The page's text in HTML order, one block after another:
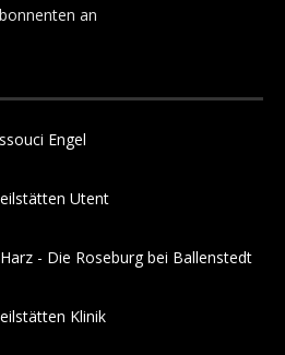
an
Engel
Utent
- Die Roseburg bei Ballenstedt
Klinik